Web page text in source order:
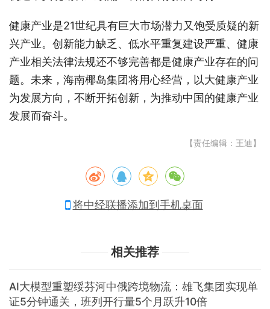
健康产业是21世纪具有巨大市场潜力又饱受质疑的新
兴产业。创新能力缺乏、低水平重复建设严重、健康
产业相关法律法规还不够完善都是健康产业存在的问
题。未来，海南椰岛集团将用心经营，以大健康产业
为发展方向，不断开拓创新，为推动中国的健康产业
发展而奋斗。
【责任编辑：王迪】
将中经联播添加到手机桌面
相关推荐
AI大模型重塑绥芬河中俄跨境物流：雄飞集团实现单
证5分钟通关，班列开行量5个月跃升10倍